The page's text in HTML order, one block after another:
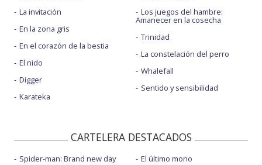
La invitación
En la zona gris
En el corazón de la bestia
El nido
Digger
Karateka
Los juegos del hambre:
Amanecer en la cosecha
Trinidad
La constelación del perro
Whalefall
Sentido y sensibilidad
CARTELERA DESTACADOS
Spider-man: Brand new day
El último mono